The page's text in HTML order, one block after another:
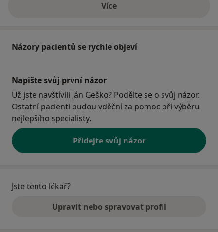
Víceo adrese
Názory pacientů se rychle objeví
Napište svůj první názor
Už jste navštívili Ján Geško? Podělte se o svůj názor.
Ostatní pacienti budou vděční za pomoc při výběru
nejlepšího specialisty.
Přidejte svůj názor
Jste tento lékař?
Upravit nebo spravovat profil